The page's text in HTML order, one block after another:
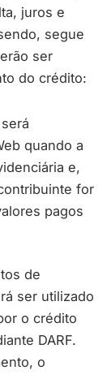
juros e
segue
ser
do crédito:
quando a
e,
for
pagos
de
ser utilizado
o crédito
DARF.
o